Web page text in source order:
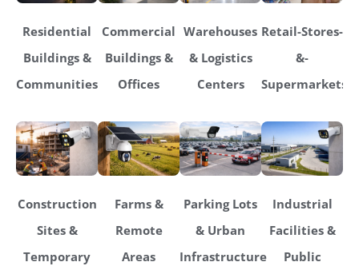
Residential
Buildings &
Communities
Commercial
Buildings &
Offices
Warehouses
& Logistics
Centers
Retail-Stores-
&-
Supermarkets
Construction
Sites &
Temporary
Farms &
Remote
Areas
Parking Lots
& Urban
Infrastructure
Industrial
Facilities &
Public